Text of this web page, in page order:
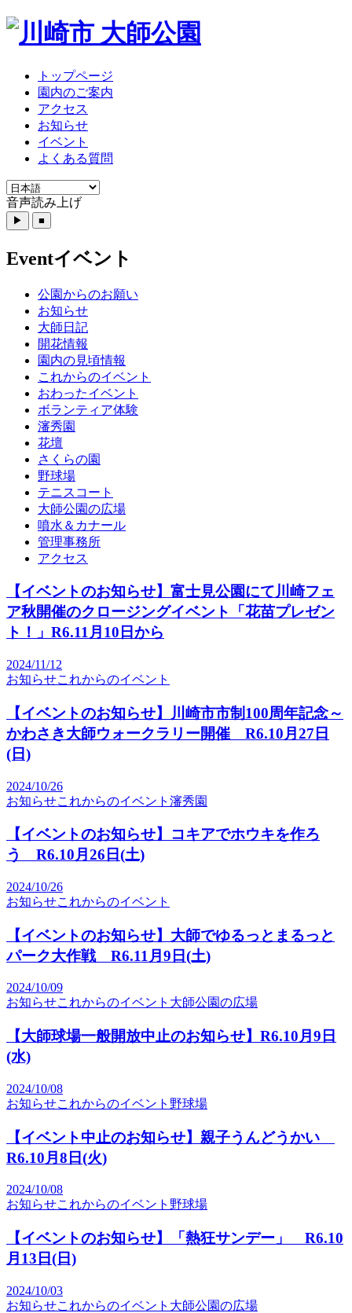
トップページ
園内のご案内
アクセス
お知らせ
イベント
よくある質問
音声読み上げ
Eventイベント
公園からのお願い
お知らせ
大師日記
開花情報
園内の見頃情報
これからのイベント
おわったイベント
ボランティア体験
瀋秀園
花壇
さくらの園
野球場
テニスコート
大師公園の広場
噴水＆カナール
管理事務所
アクセス
【イベントのお知らせ】富士見公園にて川崎フェ
ア秋開催のクロージングイベント「花苗プレゼン
ト！」R6.11月10日から
2024/11/12
お知らせこれからのイベント
【イベントのお知らせ】川崎市市制100周年記念～
かわさき大師ウォークラリー開催 R6.10月27日
(日)
2024/10/26
お知らせこれからのイベント 瀋秀園
【イベントのお知らせ】コキアでホウキを作ろ
う R6.10月26日(土)
2024/10/26
お知らせこれからのイベント
【イベントのお知らせ】大師でゆるっとまるっと
パーク大作戦 R6.11月9日(土)
2024/10/09
お知らせこれからのイベント 大師公園の広場
【大師球場一般開放中止のお知らせ】R6.10月9日
(水)
2024/10/08
お知らせこれからのイベント 野球場
【イベント中止のお知らせ】親子うんどうかい
R6.10月8日(火)
2024/10/08
お知らせこれからのイベント 野球場
【イベントのお知らせ】「熱狂サンデー」 R6.10
月13日(日)
2024/10/03
お知らせこれからのイベント 大師公園の広場